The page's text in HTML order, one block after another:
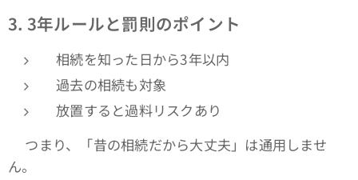
3. 3年ルールと罰則のポイント
相続を知った日から3年以内
過去の相続も対象
放置すると過料リスクあり
👉つまり、「昔の相続だから大丈夫」は通用しませ
ん。